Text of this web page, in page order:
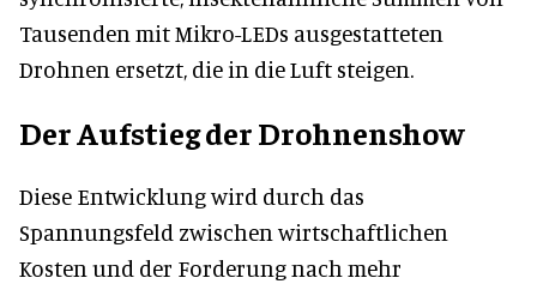
Tausenden mit Mikro-LEDs ausgestatteten
Drohnen ersetzt, die in die Luft steigen.
Der Aufstieg der Drohnenshow
Diese Entwicklung wird durch das
Spannungsfeld zwischen wirtschaftlichen
Kosten und der Forderung nach mehr